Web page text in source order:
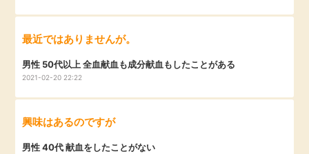
最近ではありませんが。
男性 50代以上 全血献血も成分献血もしたことがある
2021-02-20 22:22
興味はあるのですが
男性 40代 献血をしたことがない